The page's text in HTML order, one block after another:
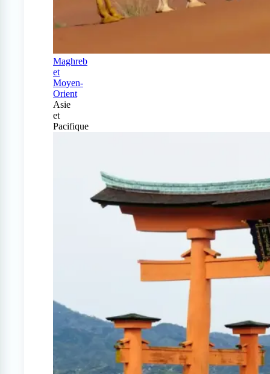
Maghreb
et
Moyen-
Orient
Asie
et
Pacifique